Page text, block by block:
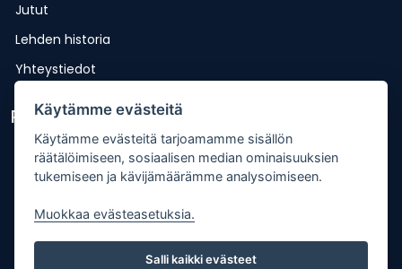
Jutut
Lehden historia
Yhteystiedot
Pikalinkit
Lähetä uutisvinkki
Kopiointiohje
Mediakortti
Tilaa lehti
Käytämme evästeitä
Käytämme evästeitä tarjoamamme sisällön
räätälöimiseen, sosiaalisen median ominaisuuksien
tukemiseen ja kävijämäärämme analysoimiseen.
Muokkaa evästeasetuksia.
Salli kaikki evästeet